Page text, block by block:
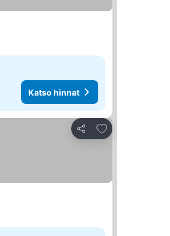
Katso hinnat
Jaa
Lisää suosikkeihin